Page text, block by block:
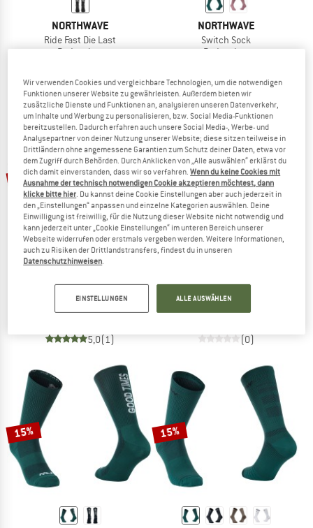
NORTHWAVE
Ride Fast Die Last
Radsocken
5,0(1)
NORTHWAVE
Switch Sock
Radsocken
(0)
bis 15%
NORTHWAVE
Extreme Air Mid Sock
5,0(1)
bis 15%
NORTHWAVE
Extreme Air Sock
(0)
15% 15%
Wir verwenden Cookies und vergleichbare Technologien, um die notwendigen
Funktionen unserer Website zu gewährleisten. Außerdem bieten wir
zusätzliche Dienste und Funktionen an, analysieren unseren Datenverkehr,
um Inhalte und Werbung zu personalisieren, bzw. Social Media-Funktionen
bereitzustellen. Dadurch erfahren auch unsere Social Media-, Werbe- und
Analysepartner von deiner Nutzung unserer Website; diese sitzen teilweise in
Drittländern ohne angemessene Garantien zum Schutz deiner Daten, etwa vor
dem Zugriff durch Behörden. Durch Anklicken von „Alle auswählen“ erklärst du
dich damit einverstanden, dass wir so verfahren.Wenn du keine Cookies mit
Ausnahme der technisch notwendigen Cookie akzeptieren möchtest, dann
klicke bitte hier. Du kannst deine Cookie Einstellungen aber auch jederzeit in
den „Einstellungen“ anpassen und einzelne Kategorien auswählen. Deine
Einwilligung ist freiwillig, für die Nutzung dieser Website nicht notwendig und
kann jederzeit unter „Cookie Einstellungen“ im unteren Bereich unserer
Webseite widerrufen oder erstmals vergeben werden. Weitere Informationen,
auch zu Risiken der Drittlandstransfers, findest du in unseren
Datenschutzhinweisen.
EINSTELLUNGEN ALLE AUSWÄHLEN